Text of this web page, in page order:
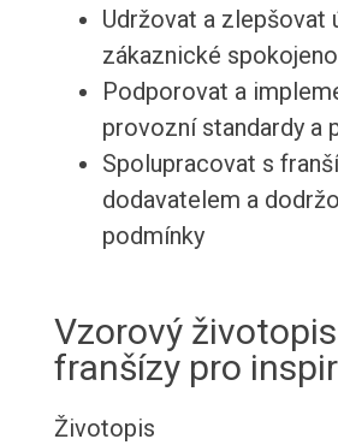
Udržovat a zlepšovat
zákaznické
Podporovat a
provozní standardy a
Spolupracovat s
dodavatelem a
podmínky
Vzorový
franšízy pro
Životopis